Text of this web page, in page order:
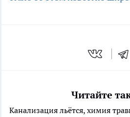
Читайте
Канализация льётся, химия